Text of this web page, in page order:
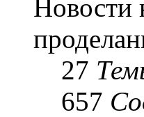
Новости
27
657